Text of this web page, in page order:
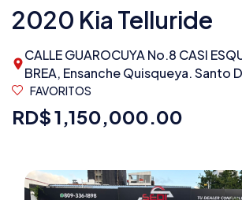
2020 Kia Telluride
CALLE GUAROCUYA No.8 CASI
BREA, Ensanche Quisqueya. Santo
FAVORITOS
RD$ 1,150,000.00